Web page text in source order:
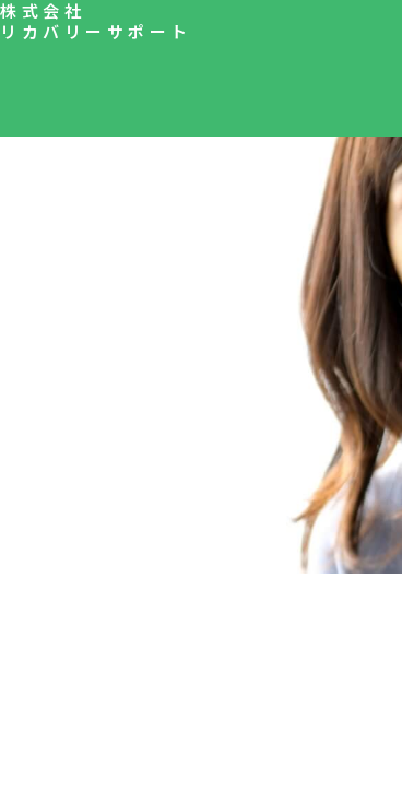
内
容
株式会社
リカバリーサポート